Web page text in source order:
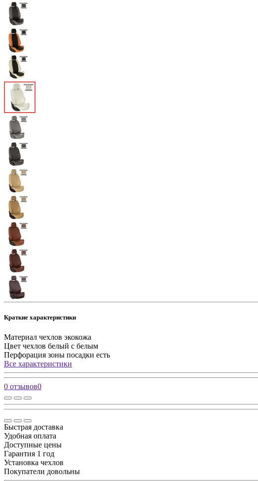
Краткие характеристики
Материал чехлов экокожа
Цвет чехлов белый с белым
Перфорация зоны посадки есть
Все характеристики
0 отзывов0
Быстрая доставка
Удобная оплата
Доступные цены
Гарантия 1 год
Установка чехлов
Покупатели довольны